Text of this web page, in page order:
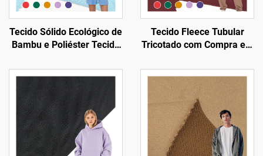
Tecido Sólido Ecológico de
Bambu e Poliéster Tecido
Tecido Fleece Tubular
Tricotado com Compra em
Algodão Poli para
Moletons com Capuz